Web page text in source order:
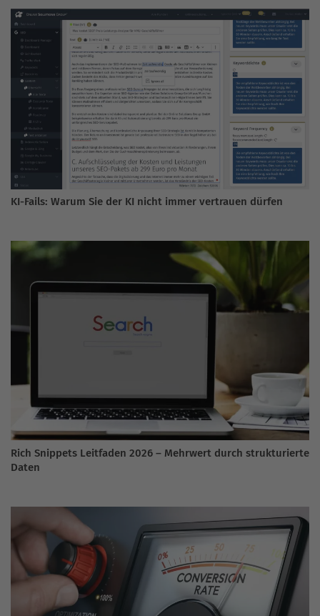
KI-Fails: Warum Sie der KI nicht immer vertrauen dürfen
Rich Snippets Leitfaden 2026 – Mehrwert durch strukturierte
Daten